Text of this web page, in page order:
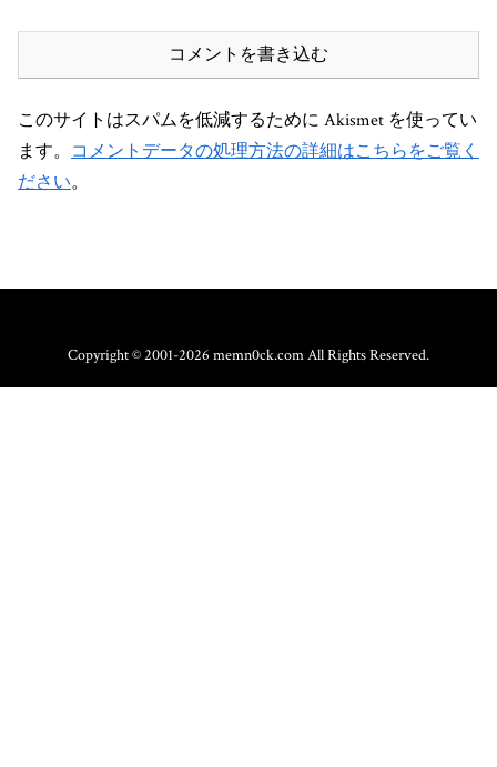
コメントを書き込む
このサイトはスパムを低減するために Akismet を使ってい
ます。 コメントデータの処理方法の詳細はこちらをご覧く
ださい。
Copyright © 2001-2026 memn0ck.com All Rights Reserved.